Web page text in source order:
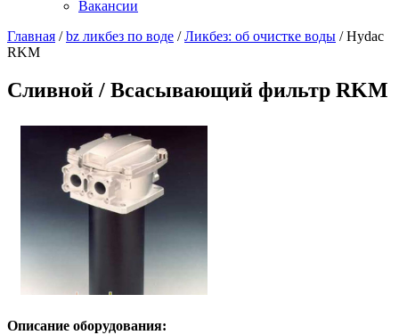
Вакансии
Главная /bz ликбез по воде /Ликбез: об очистке воды /Hydac
RKM
Сливной / Всасывающий фильтр RKM
Описание оборудования: